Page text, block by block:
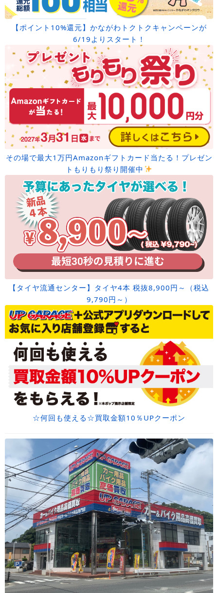
【ポイント10%還元】かながわトクトクキャンペーンが
6/19よりスタート！
その場で最大1万円Amazonギフトカード当たる！プレゼン
トもりもり祭り開催中
【タイヤ流通センター】タイヤ4本 税抜8,900円～（税込
9,790円～）
☆何回も使える☆買取金額10％UPクーポン